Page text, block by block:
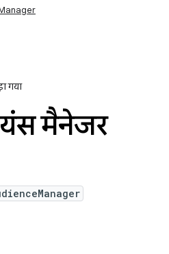
गया
मैनेजर